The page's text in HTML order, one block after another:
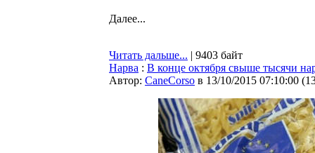
Далее...
Читать дальше... | 9403 байт
Нарва : В конце октября свыше тысячи
Автор: CaneCorso в 13/10/2015 07:10:00 (